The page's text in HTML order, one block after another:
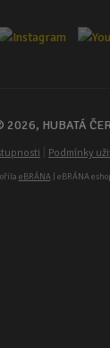
2026, HUBATÁ
Podmínky
eBRÁNA| eBRÁNA